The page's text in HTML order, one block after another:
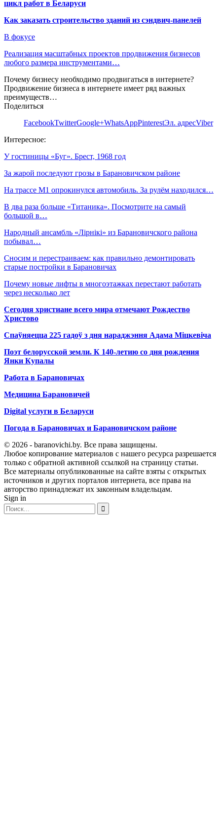
цикл работ в Беларуси
Как заказать строительство зданий из сэндвич-панелей
В фокусе
Реализация масштабных проектов продвижения бизнесов
любого размера инструментами…
Почему бизнесу необходимо продвигаться в интернете?
Продвижение бизнеса в интернете имеет ряд важных
преимуществ…
Поделиться
FacebookTwitterGoogle+WhatsAppPinterestЭл. адресViber
Интересное:
У гостиницы «Буг». Брест, 1968 год
За жарой последуют грозы в Барановичском районе
На трассе М1 опрокинулся автомобиль. За рулём находился…
В два раза больше «Титаника». Посмотрите на самый
большой в…
Народный ансамбль «Лiрнiкi» из Барановичского района
побывал…
Сносим и перестраиваем: как правильно демонтировать
старые постройки в Барановичах
Почему новые лифты в многоэтажках перестают работать
через несколько лет
Сегодня христиане всего мира отмечают Рождество
Христово
Спаўняецца 225 гадоў з дня нараджэння Адама Міцкевіча
Поэт белорусской земли. К 140-летию со дня рождения
Янки Купалы
Работа в Барановичах
Медицина Барановичей
Digital услуги в Беларуси
Погода в Барановичах и Барановичском районе
© 2026 - baranovichi.by. Все права защищены.
Любое копирование материалов с нашего ресурса разрешается
только с обратной активной ссылкой на страницу статьи.
Все материалы опубликованные на сайте взяты с открытых
источников и других порталов интернета, все права на
авторство принадлежат их законным владельцам.
Sign in